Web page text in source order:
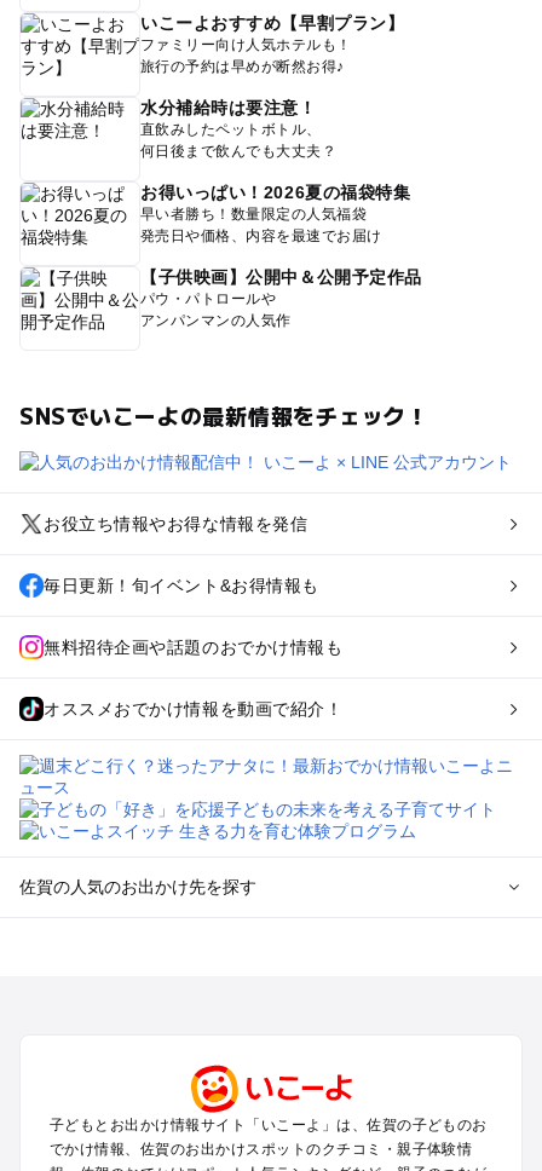
いこーよおすすめ【早割プラン】
ファミリー向け人気ホテルも！
旅行の予約は早めが断然お得♪
水分補給時は要注意！
直飲みしたペットボトル、
何日後まで飲んでも大丈夫？
お得いっぱい！2026夏の福袋特集
早い者勝ち！数量限定の人気福袋
発売日や価格、内容を最速でお届け
【子供映画】公開中＆公開予定作品
パウ・パトロールや
アンパンマンの人気作
SNSでいこーよの最新情報をチェック！
お役立ち情報やお得な情報を発信
毎日更新！旬イベント&お得情報も
無料招待企画や話題のおでかけ情報も
オススメおでかけ情報を動画で紹介！
佐賀の人気のお出かけ先を探す
伊万里・有田のプールお出かけ
佐賀の定番お出かけスポット
子どもとお出かけ情報サイト「いこーよ」は、佐賀の子どものお
でかけ情報、佐賀のお出かけスポットのクチコミ・親子体験情